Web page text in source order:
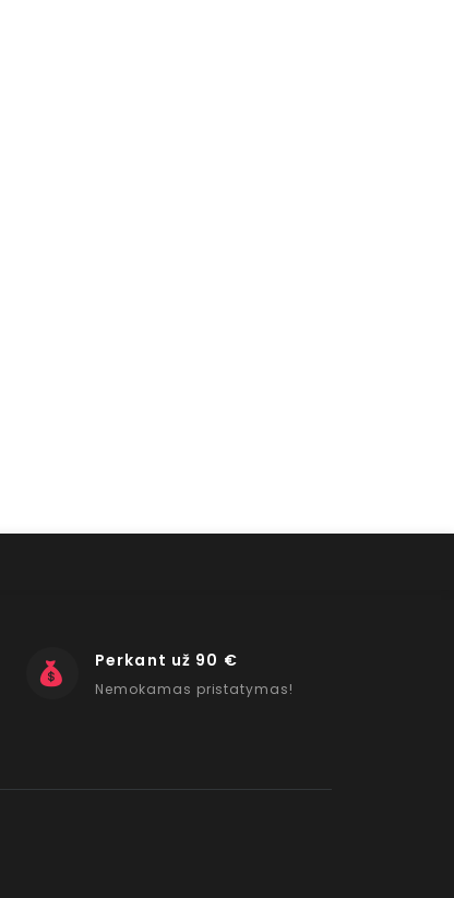
Perkant už 90 €
Nemokamas pristatymas!